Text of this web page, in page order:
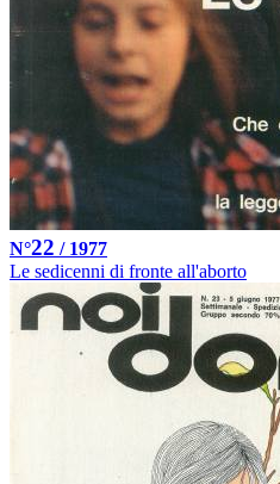
N°22 / 1977
Le sedicenni di fronte all'aborto